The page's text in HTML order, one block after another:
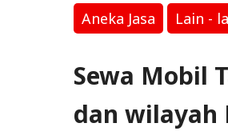
Aneka Jasa Lain -
Sewa Mobil
dan wilayah